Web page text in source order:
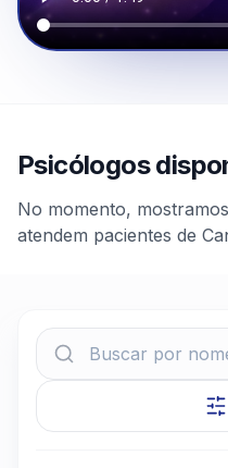
Psicólogos
No momento,
atendem pacientes de